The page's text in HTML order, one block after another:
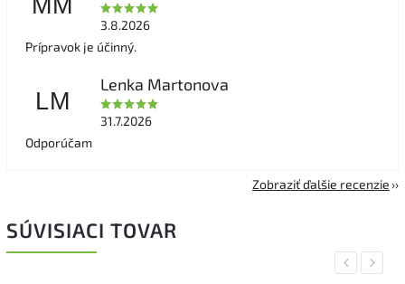
MM
3.8.2026
Prípravok je účinný.
LM
Lenka Martonova
31.7.2026
Odporúčam
Zobraziť ďalšie recenzie
SÚVISIACI TOVAR
Previous
Next